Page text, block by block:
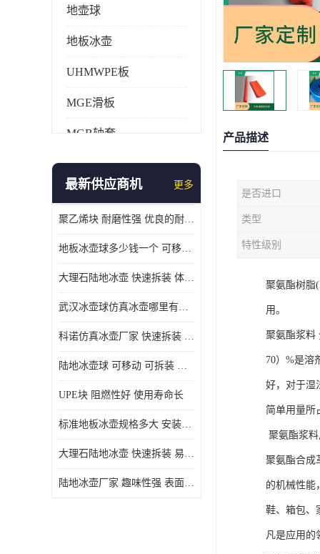
地壶球
地板冰壶
UHMWPE板
MGE滑板
MGB轴套
旱地冰壶
MGA滑板滑块
MGE滑板滑块
最新供应商机 更多
聚乙烯块 耐磨性强 优良的耐低温
地板冰壶球多少钱一个 可移动 可拆装 滑行阻力小
大理石陆地冰壶 快速拆装 体积小 重量轻
武汉冰壶球仿真冰壶哪里有卖 趣味性强 体积小 重量轻
科诺仿真冰壶厂家 快速拆装 不受季节影响
陆地冰壶球 可移动 可拆装 表面具有自润滑功能
UPE块 阻燃性好 使用寿命长
标准地板冰壶规格多大 安装简单 方便携带和存储
大理石陆地冰壶 快速拆装 易于学习和掌握
陆地冰壶厂家 趣味性强 表面具有自润滑功能
产品描述
是否进口
类型
特性级别
聚氨酯树脂
用。
聚氨酯浆料
70）%是溶
好，对于湿
简单用量所
聚氨酯浆
聚氨酯合成
的机械性能
鞋、箱包、
凡是应用的